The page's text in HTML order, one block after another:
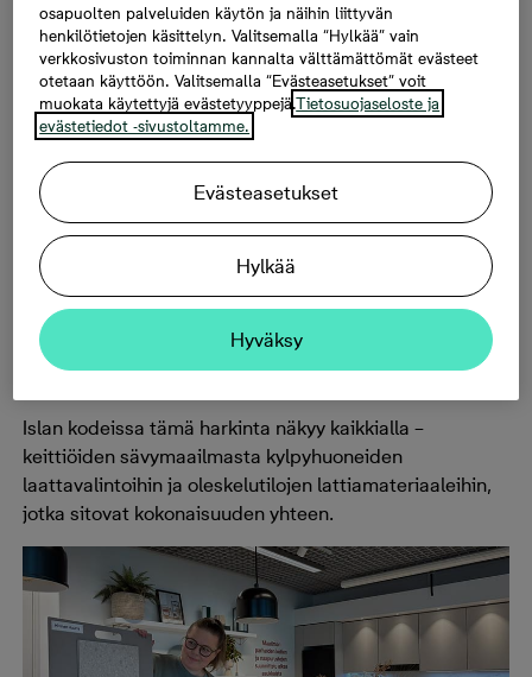
erityinen rooli. Se ei ole vain elementti, vaan on osa
arkkitehtuuria. Helsingin Islansisustusratkaisuissa ne
on otettu vakavasti: sävyt ovat pehmeitä, materiaalit
luonnollisia ja kokonaisuus levollinen. Lopputulos on
ajattoman tyylikäs ja ennen kaikkea huolettoman
toimiva.
“Halusimme luoda koteja, joissa valo pääsee
oikeuksiinsa ja jokainen yksityiskohta on huolella
mietitty”, Islan sisustusvastaava
“Materiaalien pitää kestää aikaa, mutta niiden täytyy
myös tuntua hyvältä arjessa. Tasokkuus ei ole päälle
liimattua näyttävyyttä, vaan harkittuja ratkaisuja, jotka
Islan kodeissa tämä harkinta näkyy kaikkialla –
keittiöiden sävymaailmasta kylpyhuoneiden
laattavalintoihin ja oleskelutilojen lattiamateriaaleihin,
jotka sitovat kokonaisuuden yhteen.
osapuolten palveluiden käytön ja näihin liittyvän
henkilötietojen käsittelyn. Valitsemalla “Hylkää” vain
verkkosivuston toiminnan kannalta välttämättömät evästeet
otetaan käyttöön. Valitsemalla “Evästeasetukset” voit
muokata käytettyjä evästetyyppejä.Tietosuojaseloste ja
evästetiedot -sivustoltamme.
Evästeasetukset
Hylkää
Hyväksy